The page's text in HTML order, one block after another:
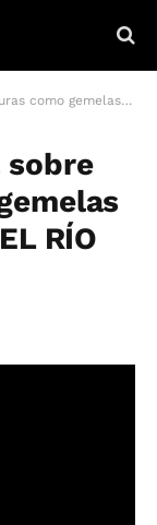
de LO QUE EL RÍO HACE
sobre
RÍO